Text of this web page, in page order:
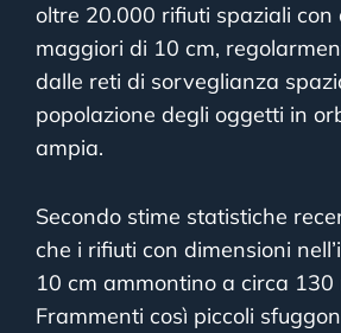
oltre 20.000 rifiuti spaziali con
maggiori di 10 cm,
dalle reti di sorveglianza
popolazione degli oggetti in
ampia.
Secondo stime statistiche
che i rifiuti con dimensioni
10 cm ammontino a circa 130
Frammenti così piccoli